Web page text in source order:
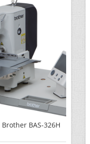
BAS-326H